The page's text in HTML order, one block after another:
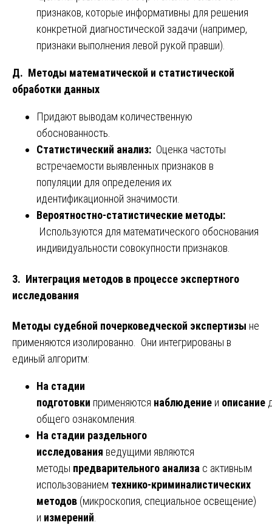
признаков, которые информативны для решения
конкретной диагностической задачи (например,
признаки выполнения левой рукой правши).
Д. Методы математической и статистической
обработки данных
Придают выводам количественную
обоснованность.
Статистический анализ: Оценка частоты
встречаемости выявленных признаков в
популяции для определения их
идентификационной значимости.
Вероятностно-статистические методы:
Используются для математического обоснования
индивидуальности совокупности признаков.
3. Интеграция методов в процессе экспертного
исследования
Методы судебной почерковедческой экспертизы не
применяются изолированно. Они интегрированы в
единый алгоритм:
На стадии
подготовки применяются наблюдение и описание
общего ознакомления.
На стадии раздельного
исследования ведущими являются
методы предварительного анализа с активным
использованием технико-криминалистических
методов (микроскопия, специальное освещение)
и измерений.